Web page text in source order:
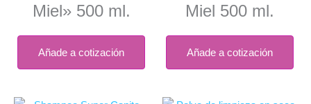
Miel» 500 ml.
Añade a cotización
Miel 500 ml.
Añade a cotización